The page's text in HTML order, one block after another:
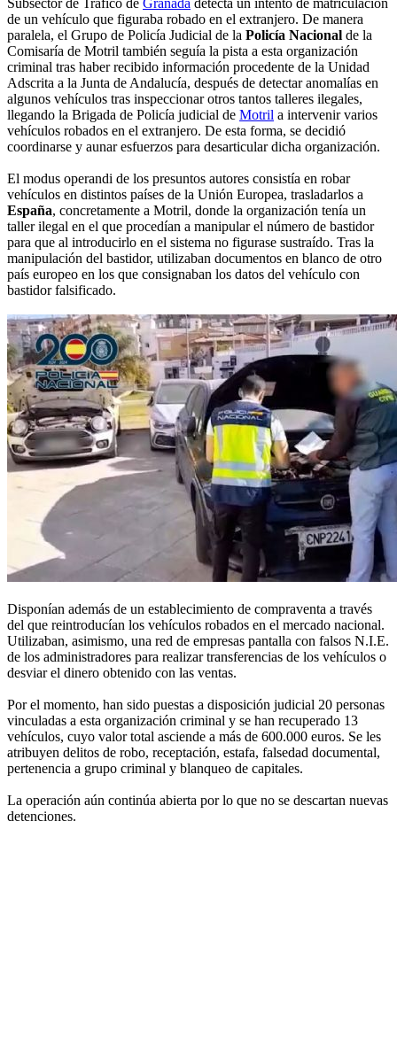
Subsector de Tráfico de Granada detecta un intento de matriculación
de un vehículo que figuraba robado en el extranjero. De manera
paralela, el Grupo de Policía Judicial de la Policía Nacional de la
Comisaría de Motril también seguía la pista a esta organización
criminal tras haber recibido información procedente de la Unidad
Adscrita a la Junta de Andalucía, después de detectar anomalías en
algunos vehículos tras inspeccionar otros tantos talleres ilegales,
llegando la Brigada de Policía judicial de Motril a intervenir varios
vehículos robados en el extranjero. De esta forma, se decidió
coordinarse y aunar esfuerzos para desarticular dicha organización.
El modus operandi de los presuntos autores consistía en robar
vehículos en distintos países de la Unión Europea, trasladarlos a
España, concretamente a Motril, donde la organización tenía un
taller ilegal en el que procedían a manipular el número de bastidor
para que al introducirlo en el sistema no figurase sustraído. Tras la
manipulación del bastidor, utilizaban documentos en blanco de otro
país europeo en los que consignaban los datos del vehículo con
bastidor falsificado.
Disponían además de un establecimiento de compraventa a través
del que reintroducían los vehículos robados en el mercado nacional.
Utilizaban, asimismo, una red de empresas pantalla con falsos N.I.E.
de los administradores para realizar transferencias de los vehículos o
desviar el dinero obtenido con las ventas.
Por el momento, han sido puestas a disposición judicial 20 personas
vinculadas a esta organización criminal y se han recuperado 13
vehículos, cuyo valor total asciende a más de 600.000 euros. Se les
atribuyen delitos de robo, receptación, estafa, falsedad documental,
pertenencia a grupo criminal y blanqueo de capitales.
La operación aún continúa abierta por lo que no se descartan nuevas
detenciones.